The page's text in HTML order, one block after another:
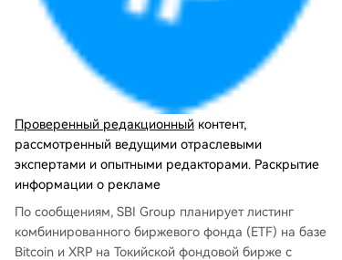
т привлекательность по сравнению с традици
онными банковскими переводами. Таким обр
азом, Азия становится ключевым регионом дл
я институционального и розничного внедрени
Проверенный редакционный контент,
рассмотренный ведущими отраслевыми
экспертами и опытными редакторами. Раскрытие
информации о рекламе
По сообщениям, SBI Group планирует листинг
комбинированного биржевого фонда (ETF) на базе
Bitcoin и XRP на Токийской фондовой бирже с